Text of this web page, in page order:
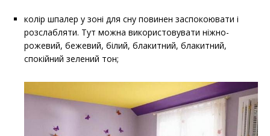
колір шпалер у зоні для сну повинен заспокоювати і
розслабляти. Тут можна використовувати ніжно-
рожевий, бежевий, білий, блакитний, блакитний,
спокійний зелений тон;